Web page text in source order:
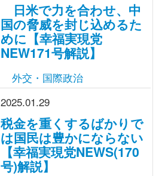
日米で力を合わせ、中
国の脅威を封じ込めるた
めに【幸福実現党
NEW171号解説】
外交・国際政治
2025.01.29
税金を重くするばかりで
は国民は豊かにならない
【幸福実現党NEWS(170
号)解説】